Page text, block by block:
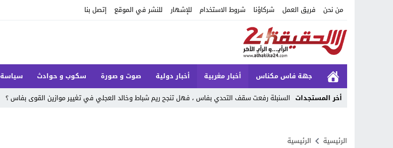
من نحن فريق العمل شركاؤنا شروط الاستخدام للإشهار للنشر في الموقع إتصل بنا
جهة فاس مكناس أخبار مغربية أخبار دولية صوت و صورة سكوب و حوادث سياسة
أخر المستجدات السنبلة رفعت سقف التحدي بفاس ، فهل تنجح ريم شباط وخالد العجلي في تغيير موازين القوى بفاس ؟
Previous
الرئيسية الرئيسية